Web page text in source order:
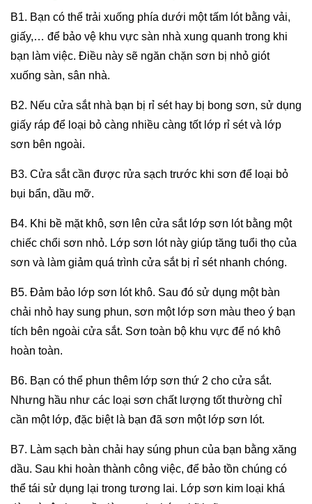
B1. Bạn có thể trải xuống phía dưới một tấm lót bằng vải,
giấy,… để bảo vệ khu vực sàn nhà xung quanh trong khi
bạn làm việc. Điều này sẽ ngăn chặn sơn bị nhỏ giót
xuống sàn, sân nhà.
B2. Nếu cửa sắt nhà bạn bị rỉ sét hay bị bong sơn, sử dụng
giấy ráp để loại bỏ càng nhiều càng tốt lớp rỉ sét và lớp
sơn bên ngoài.
B3. Cửa sắt cần được rửa sạch trước khi sơn để loại bỏ
bụi bẩn, dầu mỡ.
B4. Khi bề mặt khô, sơn lên cửa sắt lớp sơn lót bằng một
chiếc chổi sơn nhỏ. Lớp sơn lót này giúp tăng tuổi thọ của
sơn và làm giảm quá trình cửa sắt bị rỉ sét nhanh chóng.
B5. Đảm bảo lớp sơn lót khô. Sau đó sử dụng một bàn
chải nhỏ hay sung phun, sơn một lớp sơn màu theo ý bạn
tích bên ngoài cửa sắt. Sơn toàn bộ khu vực để nó khô
hoàn toàn.
B6. Bạn có thể phun thêm lớp sơn thứ 2 cho cửa sắt.
Nhưng hầu như các loại sơn chất lượng tốt thường chỉ
cần một lớp, đặc biệt là bạn đã sơn một lớp sơn lót.
B7. Làm sạch bàn chải hay súng phun của bạn bằng xăng
dầu. Sau khi hoàn thành công việc, để bảo tồn chúng có
thể tái sử dụng lại trong tương lai. Lớp sơn kim loại khá